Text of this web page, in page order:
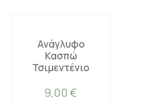
Ανάγλυφο
Κασπώ
Τσιμεντένιο
9,00€